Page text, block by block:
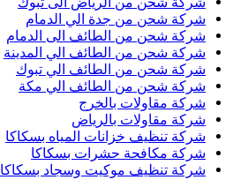
شركة شحن من جدة الي الدمام
شركة شحن من الطائف الى الدمام
شركة شحن من الطائف الي المدينة
شركة شحن من الطائف الي تبوك
شركة شحن من الطائف الي مكة
شركة مقاولات بالخرج
شركة مقاولات بالرياض
شركة تنظيف خزانات المياه بسكاكا
شركة مكافحة حشرات بسكاكا
شركة تنظيف موكيت وسجاد بسكاكا